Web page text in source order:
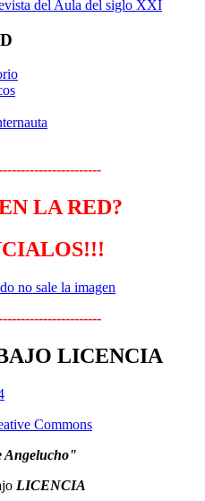
del Aula del siglo XXI
LA RED?
LICENCIA
Angelucho"
LICENCIA